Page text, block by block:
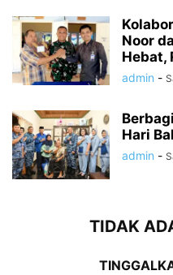
Noor
Hebat,
admin -
Hari
admin -
TIDAK